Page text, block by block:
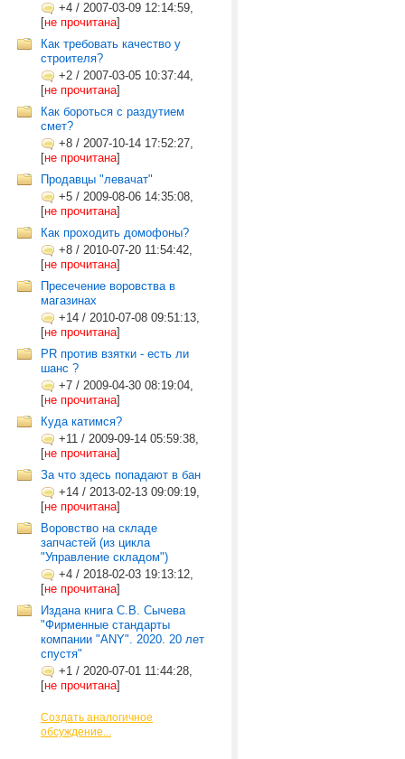
+4 / 2007-03-09 12:14:59,
[не прочитана]
Как требовать качество у
строителя?
+2 / 2007-03-05 10:37:44,
[не прочитана]
Как бороться с раздутием
смет?
+8 / 2007-10-14 17:52:27,
[не прочитана]
Продавцы "левачат"
+5 / 2009-08-06 14:35:08,
[не прочитана]
Как проходить домофоны?
+8 / 2010-07-20 11:54:42,
[не прочитана]
Пресечение воровства в
магазинах
+14 / 2010-07-08 09:51:13,
[не прочитана]
PR против взятки - есть ли
шанс ?
+7 / 2009-04-30 08:19:04,
[не прочитана]
Куда катимся?
+11 / 2009-09-14 05:59:38,
[не прочитана]
За что здесь попадают в бан
+14 / 2013-02-13 09:09:19,
[не прочитана]
Воровство на складе
запчастей (из цикла
"Управление складом")
+4 / 2018-02-03 19:13:12,
[не прочитана]
Издана книга С.В. Сычева
"Фирменные стандарты
компании "ANY". 2020. 20 лет
спустя"
+1 / 2020-07-01 11:44:28,
[не прочитана]
Создать аналогичное
обсуждение...